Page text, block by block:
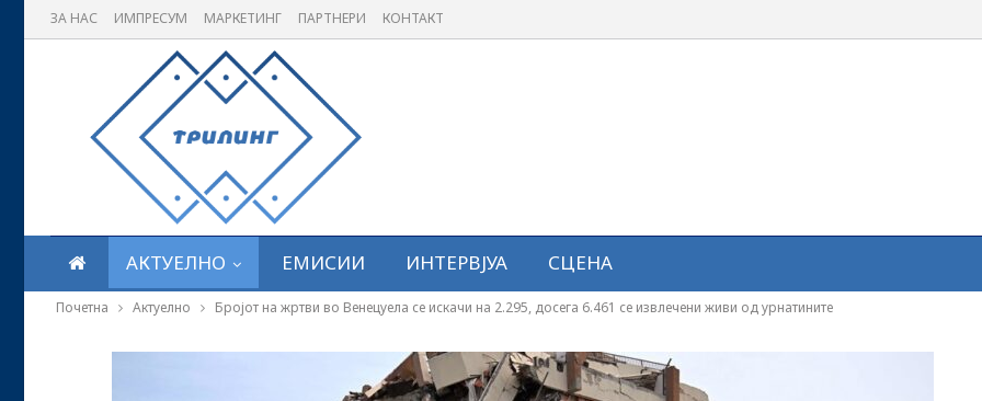
ЗА НАС ИМПРЕСУМ МАРКЕТИНГ ПАРТНЕРИ КОНТАКТ
АКТУЕЛНО ЕМИСИИ ИНТЕРВЈУА СЦЕНА
Почетна Актуелно Бројот на жртви во Венецуела се искачи на 2.295, досега 6.461 се извлечени живи од урнатините